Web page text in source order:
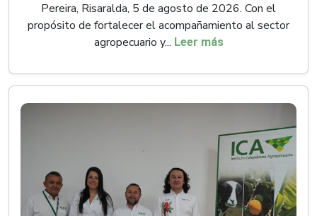
Pereira, Risaralda, 5 de agosto de 2026. Con el
propósito de fortalecer el acompañamiento al sector
agropecuario y... Leer más